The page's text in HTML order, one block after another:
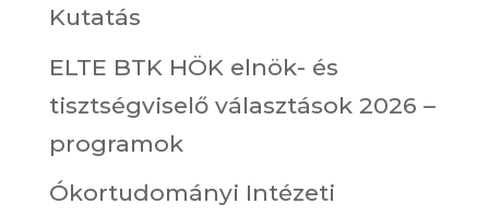
Kutatás
ELTE BTK HÖK elnök- és
tisztségviselő választások 2026 –
programok
Ókortudományi Intézeti